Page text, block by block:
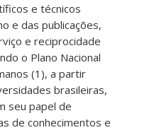
e técnicos
e das publicações,
e reciprocidade
o Plano Nacional
(1), a partir
brasileiras,
seu papel de
de conhecimentos e